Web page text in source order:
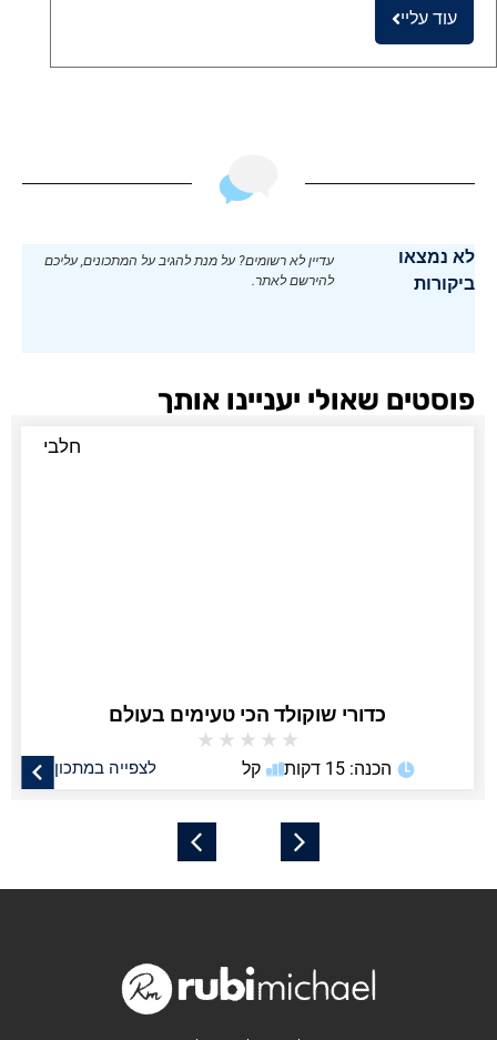
עוד עליי
לא נמצאו
ביקורות
עדיין לא רשומים? על מנת להגיב על המתכונים, עליכם
להירשם לאתר.
פוסטים שאולי יעניינו אותך
חלבי
כדורי שוקולד הכי טעימים בעולם
★
★
★
★
★
לצפייה במתכון הכנה: 15 דקות קל